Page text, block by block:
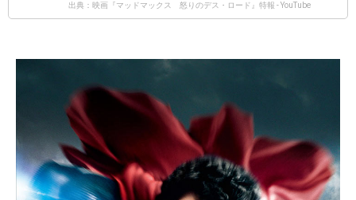
出典：映画『マッドマックス 怒りのデス・ロード』特報 - YouTube